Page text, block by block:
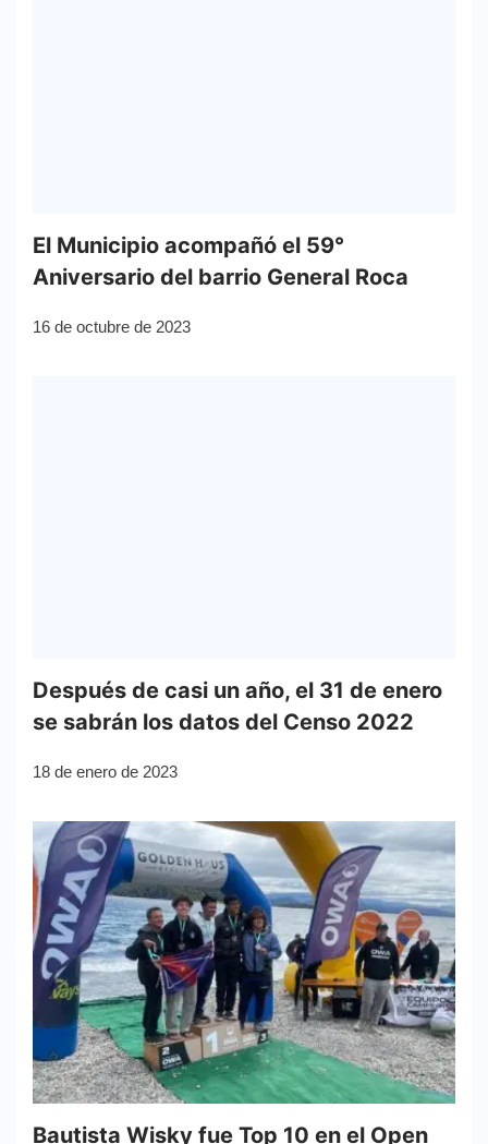
El Municipio acompañó el 59°
Aniversario del barrio General Roca
16 de octubre de 2023
Después de casi un año, el 31 de enero
se sabrán los datos del Censo 2022
18 de enero de 2023
Bautista Wisky fue Top 10 en el Open